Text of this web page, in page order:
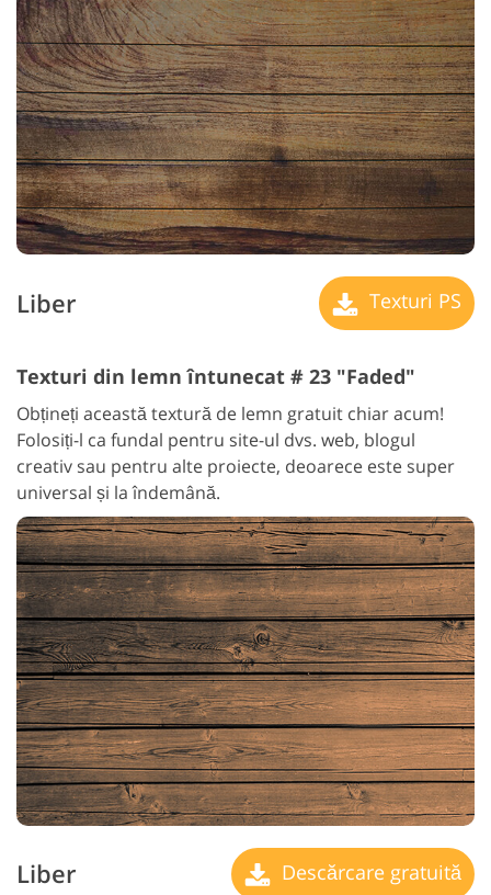
Liber Texturi PS
Texturi din lemn întunecat # 23 "Faded"
Obțineți această textură de lemn gratuit chiar acum!
Folosiți-l ca fundal pentru site-ul dvs. web, blogul
creativ sau pentru alte proiecte, deoarece este super
universal și la îndemână.
Liber Descărcare gratuită